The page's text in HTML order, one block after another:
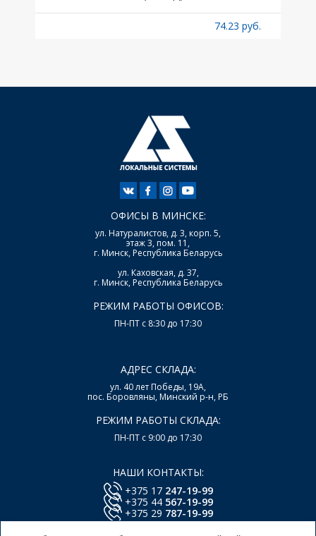
74.23 руб.
ОФИСЫ В МИНСКЕ:
ул. Натуралистов, д. 3, корп. 5,
этаж 3, пом. 11,
г. Минск, Республика Беларусь
ул. Каховская, д. 37,
г. Минск, Республика Беларусь
РЕЖИМ РАБОТЫ ОФИСОВ:
ПН-ПТ с 8:30 до 17:30
АДРЕС СКЛАДА:
ул. 40 лет Победы, 19А,
пос. Боровляны, Минский р-н, РБ
РЕЖИМ РАБОТЫ СКЛАДА:
ПН-ПТ с 9:00 до 17:30
НАШИ КОНТАКТЫ:
+375 17 247-19-99
+375 44 567-19-99
+375 29 787-19-99